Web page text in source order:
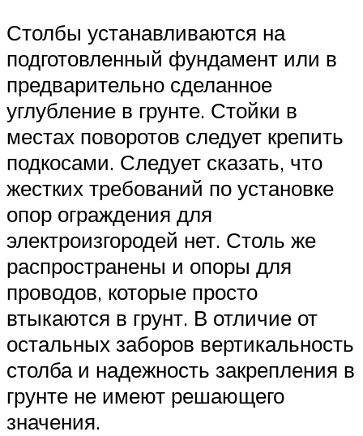
Столбы устанавливаются на
подготовленный фундамент или в
предварительно сделанное
углубление в грунте. Стойки в
местах поворотов следует крепить
подкосами. Следует сказать, что
жестких требований по установке
опор ограждения для
электроизгородей нет. Столь же
распространены и опоры для
проводов, которые просто
втыкаются в грунт. В отличие от
остальных заборов вертикальность
столба и надежность закрепления в
грунте не имеют решающего
значения.